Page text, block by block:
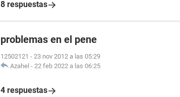
8 respuestas
problemas en el pene
12502121 - 23 nov 2012 a las 05:29
Azahel - 22 feb 2022 a las 06:25
4 respuestas